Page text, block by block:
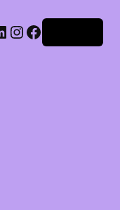
Instagram
Facebook